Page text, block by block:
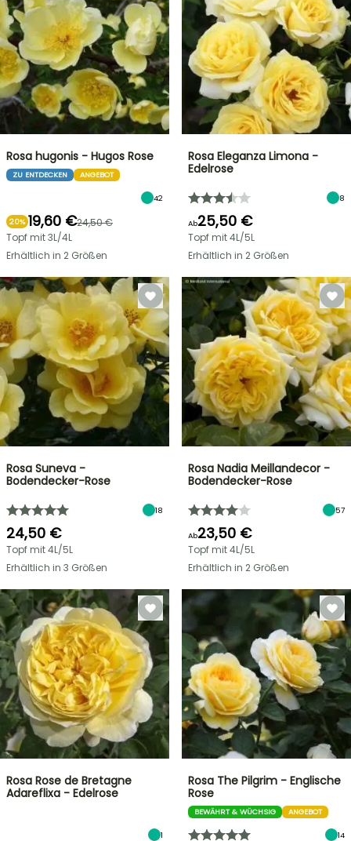
Rosa hugonis - Hugos Rose
ZU ENTDECKEN ANGEBOT
42
20% 19,60 €24,50 €
Topf mit 3L/4L
Erhältlich in 2 Größen
Rosa Eleganza Limona -
Edelrose
8
Ab25,50 €
Topf mit 4L/5L
Erhältlich in 2 Größen
Rosa Suneva -
Bodendecker-Rose
18
24,50 €
Topf mit 4L/5L
Erhältlich in 3 Größen
Rosa Nadia Meillandecor -
Bodendecker-Rose
57
Ab23,50 €
Topf mit 4L/5L
Erhältlich in 2 Größen
Rosa Rose de Bretagne
Adareflixa - Edelrose
1
Rosa The Pilgrim - Englische
Rose
BEWÄHRT & WÜCHSIG ANGEBOT
14